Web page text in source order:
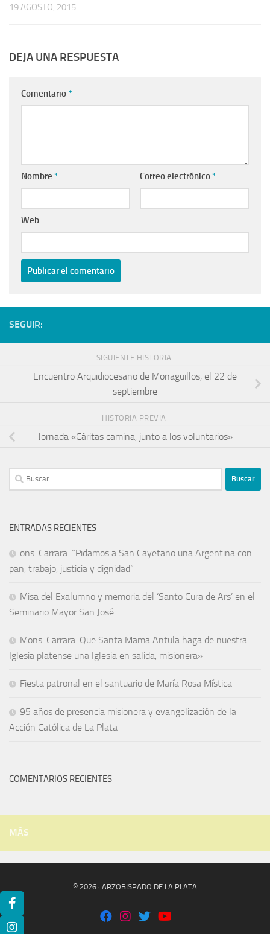
19 AGOSTO, 2015
DEJA UNA RESPUESTA
Comentario *
Nombre * Correo electrónico *
Web
SEGUIR:
SIGUIENTE HISTORIA
Encuentro Arquidiocesano de Monaguillos, el 22 de
septiembre
HISTORIA PREVIA
Jornada «Cáritas camina, junto a los voluntarios»
ENTRADAS RECIENTES
ons. Carrara: “Pidamos a San Cayetano una Argentina con
pan, trabajo, justicia y dignidad”
Misa del Exalumno y memoria del ‘Santo Cura de Ars’ en el
Seminario Mayor San José
Mons. Carrara: Que Santa Mama Antula haga de nuestra
Iglesia platense una Iglesia en salida, misionera»
Fiesta patronal en el santuario de María Rosa Mística
95 años de presencia misionera y evangelización de la
Acción Católica de La Plata
COMENTARIOS RECIENTES
MÁS
© 2026 · ARZOBISPADO DE LA PLATA